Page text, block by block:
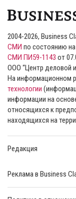
2004-2026, Business
СМИ по состоянию на
СМИ ПИ59-1143 от
ООО “Центр деловой
На информационном
технологии
информации на
относящихся к
находящихся на
Редакция
Реклама в Business